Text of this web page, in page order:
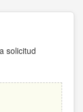
solicitud